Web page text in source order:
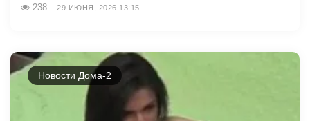
238 29 ИЮНЯ, 2026 13:15
Новости Дома-2